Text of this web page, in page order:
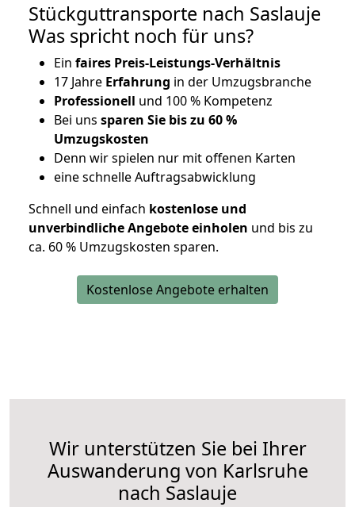
Stückguttransporte nach Saslauje
Was spricht noch für uns?
Ein faires Preis-Leistungs-Verhältnis
17 Jahre Erfahrung in der Umzugsbranche
Professionell und 100 % Kompetenz
Bei uns sparen Sie bis zu 60 %
Umzugskosten
Denn wir spielen nur mit offenen Karten
eine schnelle Auftragsabwicklung
Schnell und einfach kostenlose und
unverbindliche Angebote einholen und bis zu
ca. 60 % Umzugskosten sparen.
Kostenlose Angebote erhalten
Wir unterstützen Sie bei Ihrer
Auswanderung von Karlsruhe
nach Saslauje